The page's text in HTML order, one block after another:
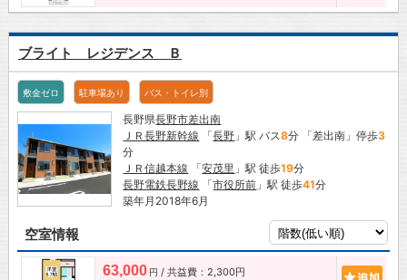
ブライト レジデンス Ｂ
敷金ゼロ 駐車場あり バス・トイレ別
長野県長野市差出南
ＪＲ長野新幹線 「長野 」駅 バス8分 「差出南」停歩3
分
ＪＲ信越本線 「安茂里 」駅 徒歩19分
長野電鉄長野線 「市役所前 」駅 徒歩41分
築年月2018年6月
空室情報
63,000 円 / 共益費：2,300円